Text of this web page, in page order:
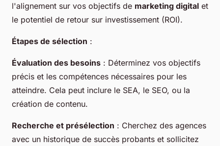
l'alignement sur vos objectifs de marketing digital et
le potentiel de retour sur investissement (ROI).
Étapes de sélection :
Évaluation des besoins : Déterminez vos objectifs
précis et les compétences nécessaires pour les
atteindre. Cela peut inclure le SEA, le SEO, ou la
création de contenu.
Recherche et présélection : Cherchez des agences
avec un historique de succès probants et sollicitez